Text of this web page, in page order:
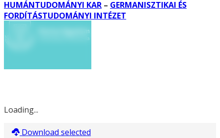
HUMÁNTUDOMÁNYI KAR – GERMANISZTIKAI ÉS
FORDÍTÁSTUDOMÁNYI INTÉZET
Loading...
Download selected